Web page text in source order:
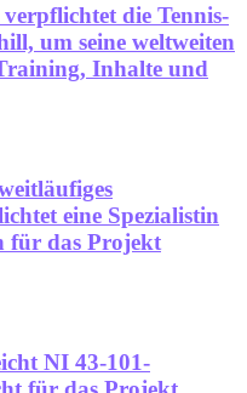
die Tennis-
um seine weltweiten
Inhalte und
eine Spezialistin
für das Projekt
NI 43-101-